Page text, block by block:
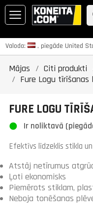
Valoda: , piegāde United
Mājas Citi produkti
Fure Logu tīrīšanas
FURE LOGU
Ir noliktavā
Efektīvs līdzeklis stikla
Atstāj netīrumus
Ļoti ekonomisks
Piemērots stiklam,
Neboja tonēšanas